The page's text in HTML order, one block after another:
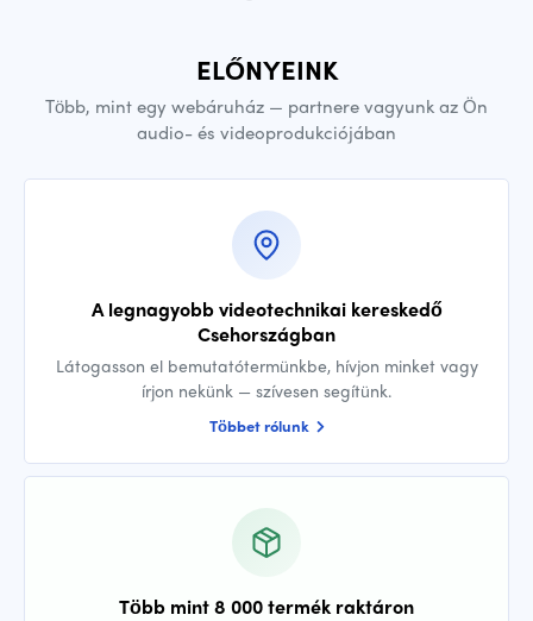
ELŐNYEINK
Több, mint egy webáruház — partnere vagyunk az Ön
audio- és videoprodukciójában
A legnagyobb videotechnikai kereskedő
Csehországban
Látogasson el bemutatótermünkbe, hívjon minket vagy
írjon nekünk — szívesen segítünk.
Többet rólunk
Több mint 8 000 termék raktáron